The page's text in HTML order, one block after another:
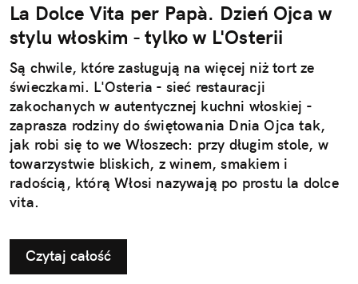
La Dolce Vita per Papà. Dzień Ojca w
stylu włoskim - tylko w L'Osterii
Są chwile, które zasługują na więcej niż tort ze
świeczkami. L'Osteria - sieć restauracji
zakochanych w autentycznej kuchni włoskiej -
zaprasza rodziny do świętowania Dnia Ojca tak,
jak robi się to we Włoszech: przy długim stole, w
towarzystwie bliskich, z winem, smakiem i
radością, którą Włosi nazywają po prostu la dolce
vita.
Czytaj całość